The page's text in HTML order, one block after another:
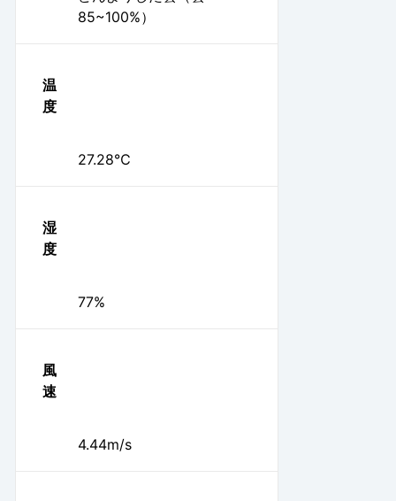
85~100%）
温
度
27.28℃
湿
度
77%
風
速
4.44m/s